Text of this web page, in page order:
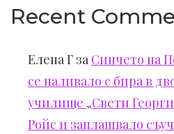
Recent
Елена Г за Синчето на
се наливало с бира в
училище „Свети
Ройс и заплашвало